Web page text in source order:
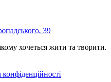
39
хочеться жити та творити.